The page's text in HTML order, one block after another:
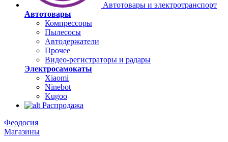
Автотовары и электротранспорт
Автотовары
Компрессоры
Пылесосы
Автодержатели
Прочее
Видео-регистраторы и радары
Электросамокаты
Xiaomi
Ninebot
Kugoo
Распродажа
Феодосия
Магазины